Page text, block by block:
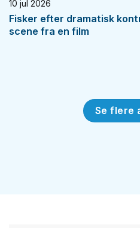
10 jul 2026
Fisker efter dramatisk
scene fra en film
Se flere